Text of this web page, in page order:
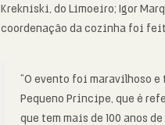
Krekniski, do Limoeiro; Igor
coordenação da cozinha foi
“O evento foi maravilhoso
Pequeno Príncipe, que é
que tem mais de 100 anos